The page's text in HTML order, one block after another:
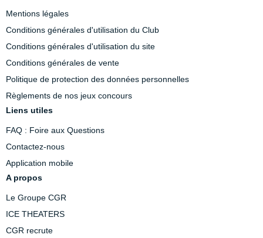
Mentions légales
Conditions générales d'utilisation du Club
Conditions générales d'utilisation du site
Conditions générales de vente
Politique de protection des données personnelles
Règlements de nos jeux concours
Liens utiles
FAQ : Foire aux Questions
Contactez-nous
Application mobile
A propos
Le Groupe CGR
ICE THEATERS
CGR recrute